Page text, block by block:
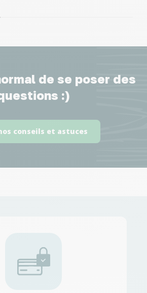
de se poser des
:)
conseils et astuces